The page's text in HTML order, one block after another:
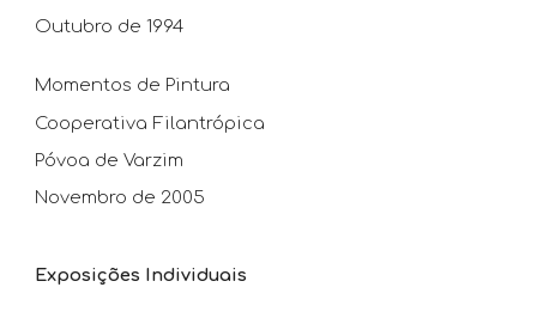
Outubro de 1994
Momentos de Pintura
Cooperativa Filantrópica
Póvoa de Varzim
Novembro de 2005
Exposições Individuais